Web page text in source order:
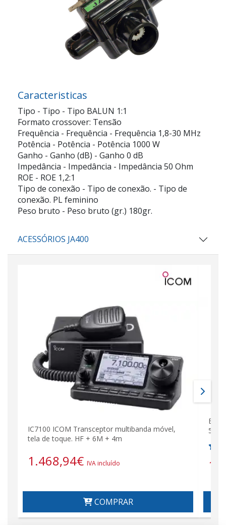
Caracteristicas
Tipo - Tipo - Tipo BALUN 1:1
Formato crossover: Tensão
Frequência - Frequência - Frequência 1,8-30 MHz
Potência - Potência - Potência 1000 W
Ganho - Ganho (dB) - Ganho 0 dB
Impedância - Impedância - Impedância 50 Ohm
ROE - ROE 1,2:1
Tipo de conexão - Tipo de conexão. - Tipo de
conexão. PL feminino
Peso bruto - Peso bruto (gr.) 180gr.
ACESSÓRIOS JA400
IC7100 ICOM Transceptor multibanda móvel,
tela de toque. HF + 6M + 4m
1.468,94€ IVA incluído
COMPRAR
50